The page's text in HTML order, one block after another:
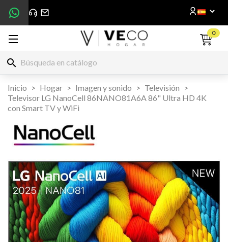
0
search
Inicio Hogar Imagen y sonido
Televisión
Televisor LG NanoCell 86NANO81A6A 86" Ultra HD 4K
con Smart TV y WiFi
 